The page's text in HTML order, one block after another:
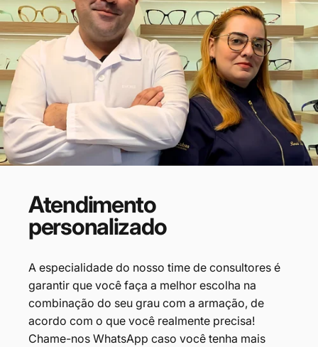
Atendimento
personalizado
A especialidade do nosso time de consultores é
garantir que você faça a melhor escolha na
combinação do seu grau com a armação, de
acordo com o que você realmente precisa!
Chame-nos WhatsApp caso você tenha mais